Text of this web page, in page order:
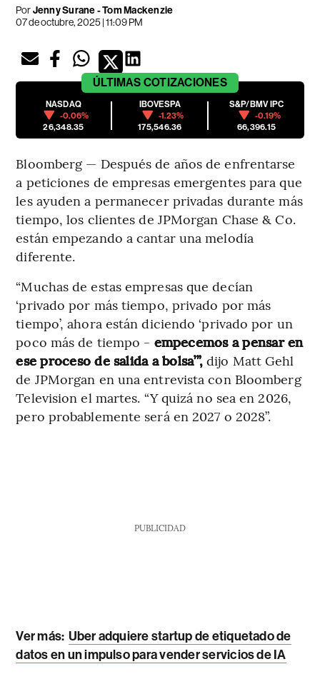
PorJenny Surane - Tom Mackenzie
07 de octubre, 2025 | 11:09 PM
ÚLTIMAS COTIZACIONES
NASDAQ
-0.06%
26,348.35
IBOVESPA
-1.23%
175,546.36
S&P/BMV IPC
-0.19%
66,396.15
Bloomberg — Después de años de enfrentarse
a peticiones de empresas emergentes para que
les ayuden a permanecer privadas durante más
tiempo, los clientes de JPMorgan Chase & Co.
están empezando a cantar una melodía
diferente.
“Muchas de estas empresas que decían
‘privado por más tiempo, privado por más
tiempo’, ahora están diciendo ‘privado por un
poco más de tiempo - empecemos a pensar en
ese proceso de salida a bolsa’”, dijo Matt Gehl
de JPMorgan en una entrevista con Bloomberg
Television el martes. “Y quizá no sea en 2026,
pero probablemente será en 2027 o 2028”.
PUBLICIDAD
Ver más: Uber adquiere startup de etiquetado de
datos en un impulso para vender servicios de IA